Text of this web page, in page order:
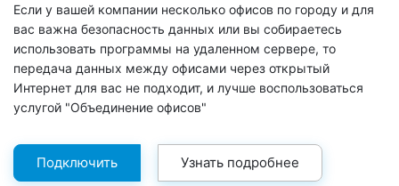
Если у вашей компании несколько офисов по городу и для
вас важна безопасность данных или вы собираетесь
использовать программы на удаленном сервере, то
передача данных между офисами через открытый
Интернет для вас не подходит, и лучше воспользоваться
услугой "Объединение офисов"
Подключить Узнать подробнее